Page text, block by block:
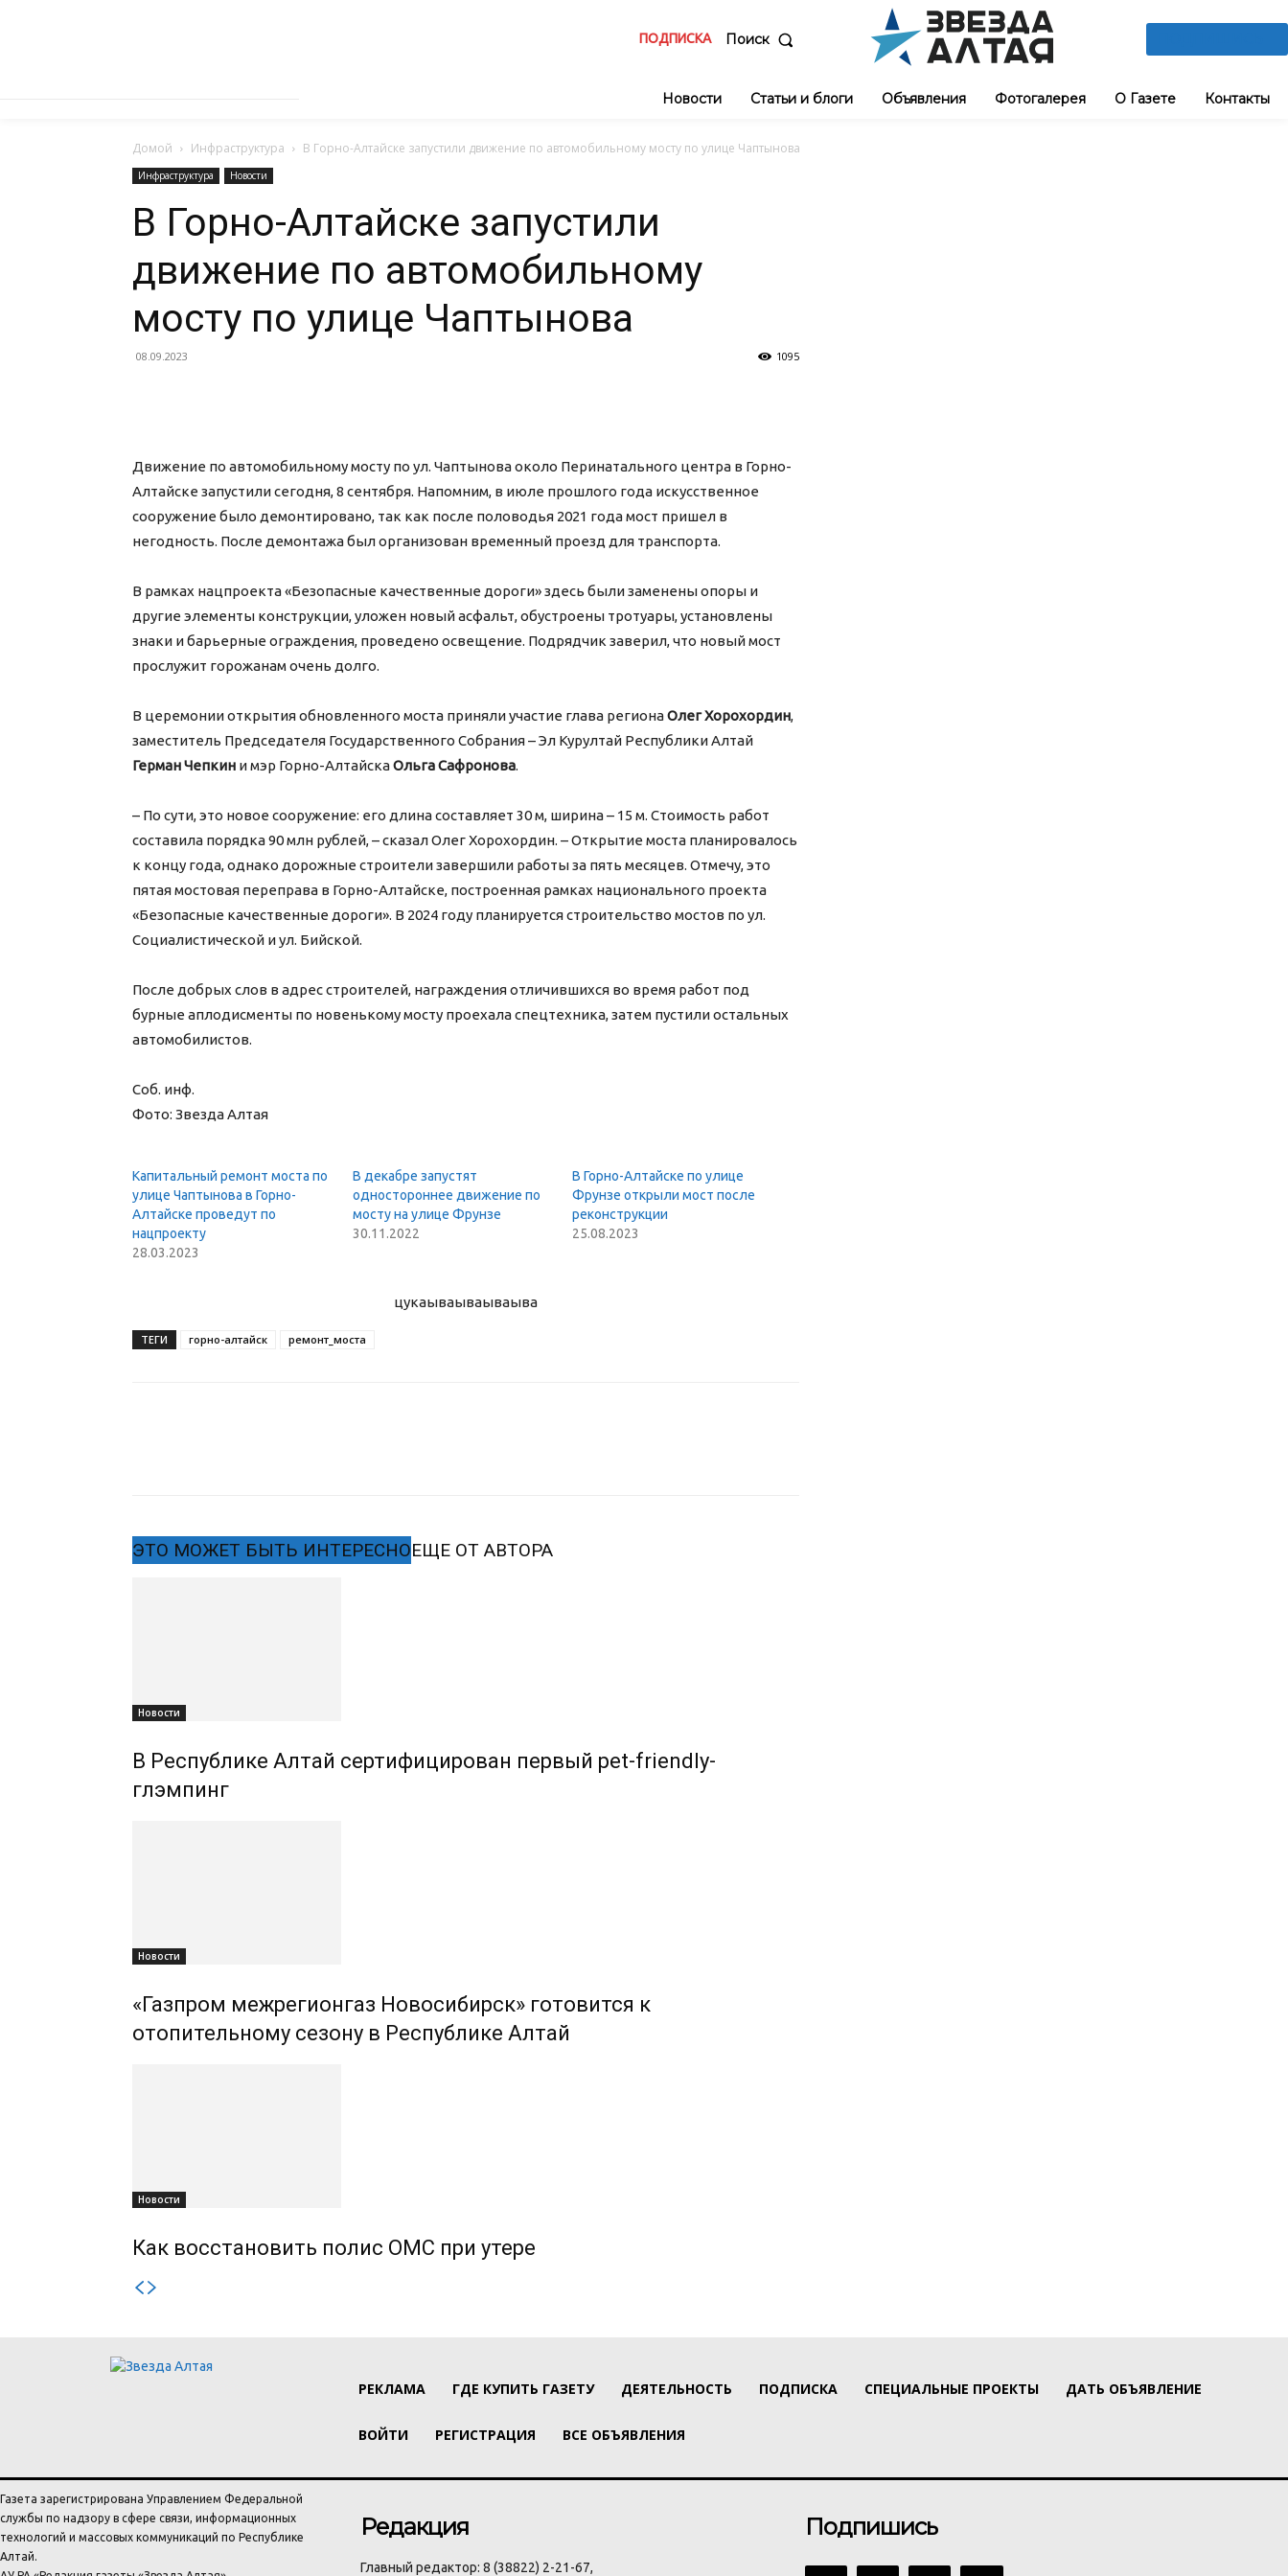
ПОДПИСКА Поиск
Новости Статьи и блоги Объявления Фотогалерея О Газете Контакты
Домой Инфраструктура В Горно-Алтайске запустили движение по автомобильному мосту по улице Чаптынова
Инфраструктура Новости
В Горно-Алтайске запустили
движение по автомобильному
мосту по улице Чаптынова
08.09.2023 1095
Движение по автомобильному мосту по ул. Чаптынова около Перинатального центра в Горно-
Алтайске запустили сегодня, 8 сентября. Напомним, в июле прошлого года искусственное
сооружение было демонтировано, так как после половодья 2021 года мост пришел в
негодность. После демонтажа был организован временный проезд для транспорта.
В рамках нацпроекта «Безопасные качественные дороги» здесь были заменены опоры и
другие элементы конструкции, уложен новый асфальт, обустроены тротуары, установлены
знаки и барьерные ограждения, проведено освещение. Подрядчик заверил, что новый мост
прослужит горожанам очень долго.
В церемонии открытия обновленного моста приняли участие глава регионаОлег Хорохордин,
заместитель Председателя Государственного Собрания – Эл Курултай Республики Алтай
Герман Чепкин и мэр Горно-АлтайскаОльга Сафронова.
– По сути, это новое сооружение: его длина составляет 30 м, ширина – 15 м. Стоимость работ
составила порядка 90 млн рублей, – сказал Олег Хорохордин. – Открытие моста планировалось
к концу года, однако дорожные строители завершили работы за пять месяцев. Отмечу, это
пятая мостовая переправа в Горно-Алтайске, построенная рамках национального проекта
«Безопасные качественные дороги». В 2024 году планируется строительство мостов по ул.
Социалистической и ул. Бийской.
После добрых слов в адрес строителей, награждения отличившихся во время работ под
бурные аплодисменты по новенькому мосту проехала спецтехника, затем пустили остальных
автомобилистов.
Соб. инф.
Фото: Звезда Алтая
Капитальный ремонт моста по
улице Чаптынова в Горно-
Алтайске проведут по
нацпроекту
28.03.2023
В декабре запустят
одностороннее движение по
мосту на улице Фрунзе
30.11.2022
В Горно-Алтайске по улице
Фрунзе открыли мост после
реконструкции
25.08.2023
цукаываываываыва
ТЕГИ горно-алтайск ремонт_моста
ЭТО МОЖЕТ БЫТЬ ИНТЕРЕСНОЕЩЕ ОТ АВТОРА
Новости
В Республике Алтай сертифицирован первый pet-friendly-
глэмпинг
Новости
«Газпром межрегионгаз Новосибирск» готовится к
отопительному сезону в Республике Алтай
Новости
Как восстановить полис ОМС при утере
РЕКЛАМА ГДЕ КУПИТЬ ГАЗЕТУ ДЕЯТЕЛЬНОСТЬ ПОДПИСКА СПЕЦИАЛЬНЫЕ ПРОЕКТЫ ДАТЬ ОБЪЯВЛЕНИЕ
ВОЙТИ РЕГИСТРАЦИЯ ВСЕ ОБЪЯВЛЕНИЯ
Газета зарегистрирована Управлением Федеральной
службы по надзору в сфере связи, информационных
технологий и массовых коммуникаций по Республике
Алтай.
Редакция
Главный редактор: 8 (38822) 2-21-67,
Подпишись